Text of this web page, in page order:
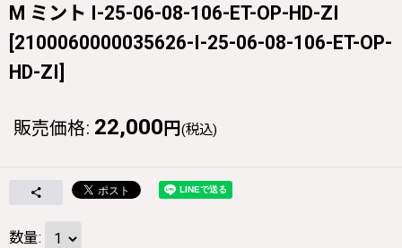
M ミント I-25-06-08-106-ET-OP-HD-ZI
[2100060000035626-I-25-06-08-106-ET-OP-
HD-ZI]
販売価格: 22,000 円 (税込)
数量: